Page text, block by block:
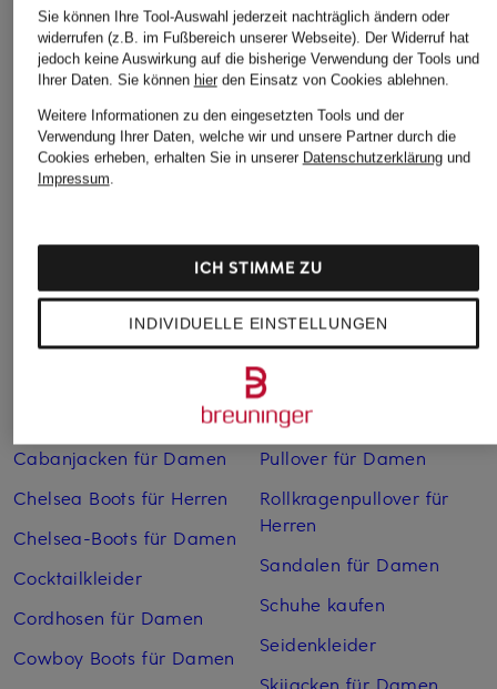
Anzüge für Herren
Bikinis Damen
Braune Stiefel für Damen
Cabanjacken für Damen
Chelsea Boots für Herren
Chelsea-Boots für Damen
Cocktailkleider
Cordhosen für Damen
Cowboy Boots für Damen
Kleider
Lange Ballkleider
Lederjacken für Damen
Mäntel für Damen
Parkas für Herren
Pullover für Damen
Rollkragenpullover für
Herren
Sandalen für Damen
Schuhe kaufen
Seidenkleider
Skijacken für Damen
Sie können Ihre Tool-Auswahl jederzeit nachträglich ändern oder
widerrufen (z.B. im Fußbereich unserer Webseite). Der Widerruf hat
jedoch keine Auswirkung auf die bisherige Verwendung der Tools und
Ihrer Daten. Sie können hierden Einsatz von Cookies ablehnen.
Weitere Informationen zu den eingesetzten Tools und der
Verwendung Ihrer Daten, welche wir und unsere Partner durch die
Cookies erheben, erhalten Sie in unserer Datenschutzerklärungund
Impressum.
INDIVIDUELLE EINSTELLUNGEN
ICH STIMME ZU